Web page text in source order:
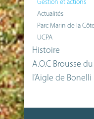
Gestion et actions
Actualités
Parc Marin de la
UCPA
Histoire
A.O.C Brousse
l’Aigle de Bonelli